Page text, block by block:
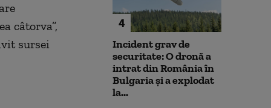
câtorva”,
sursei
4
Incident grav de
securitate: O dronă a
intrat din România în
Bulgaria şi a explodat
la...